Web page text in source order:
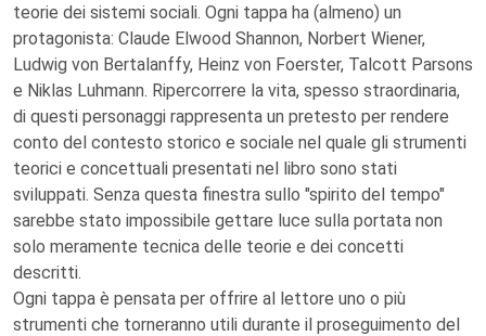
teorie dei sistemi sociali. Ogni tappa ha (almeno) un
protagonista: Claude Elwood Shannon, Norbert Wiener,
Ludwig von Bertalanffy, Heinz von Foerster, Talcott Parsons
e Niklas Luhmann. Ripercorrere la vita, spesso straordinaria,
di questi personaggi rappresenta un pretesto per rendere
conto del contesto storico e sociale nel quale gli strumenti
teorici e concettuali presentati nel libro sono stati
sviluppati. Senza questa finestra sullo "spirito del tempo"
sarebbe stato impossibile gettare luce sulla portata non
solo meramente tecnica delle teorie e dei concetti
descritti.
Ogni tappa è pensata per offrire al lettore uno o più
strumenti che torneranno utili durante il proseguimento del